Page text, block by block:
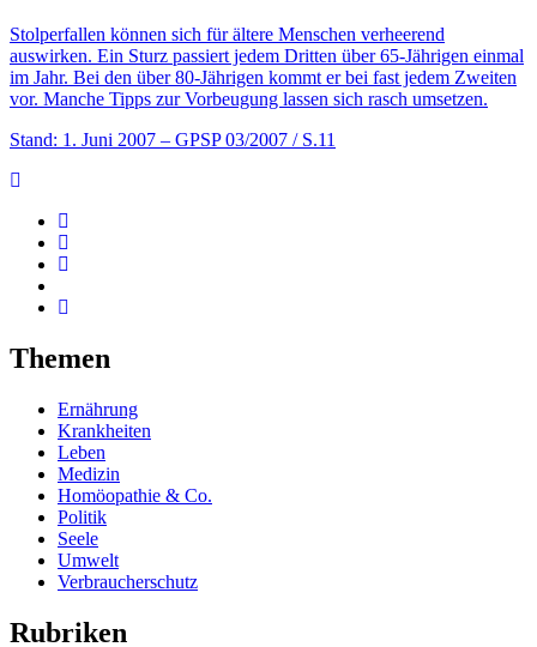
Stolperfallen können sich für ältere Menschen verheerend
auswirken. Ein Sturz passiert jedem Dritten über 65-Jährigen einmal
im Jahr. Bei den über 80-Jährigen kommt er bei fast jedem Zweiten
vor. Manche Tipps zur Vorbeugung lassen sich rasch umsetzen.
Stand: 1. Juni 2007 – GPSP 03/2007 / S.11
Themen
Ernährung
Krankheiten
Leben
Medizin
Homöopathie & Co.
Politik
Seele
Umwelt
Verbraucherschutz
Rubriken